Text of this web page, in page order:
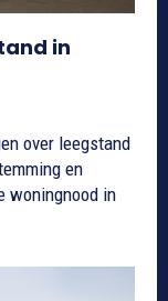
in
over leegstand
en
woningnood in